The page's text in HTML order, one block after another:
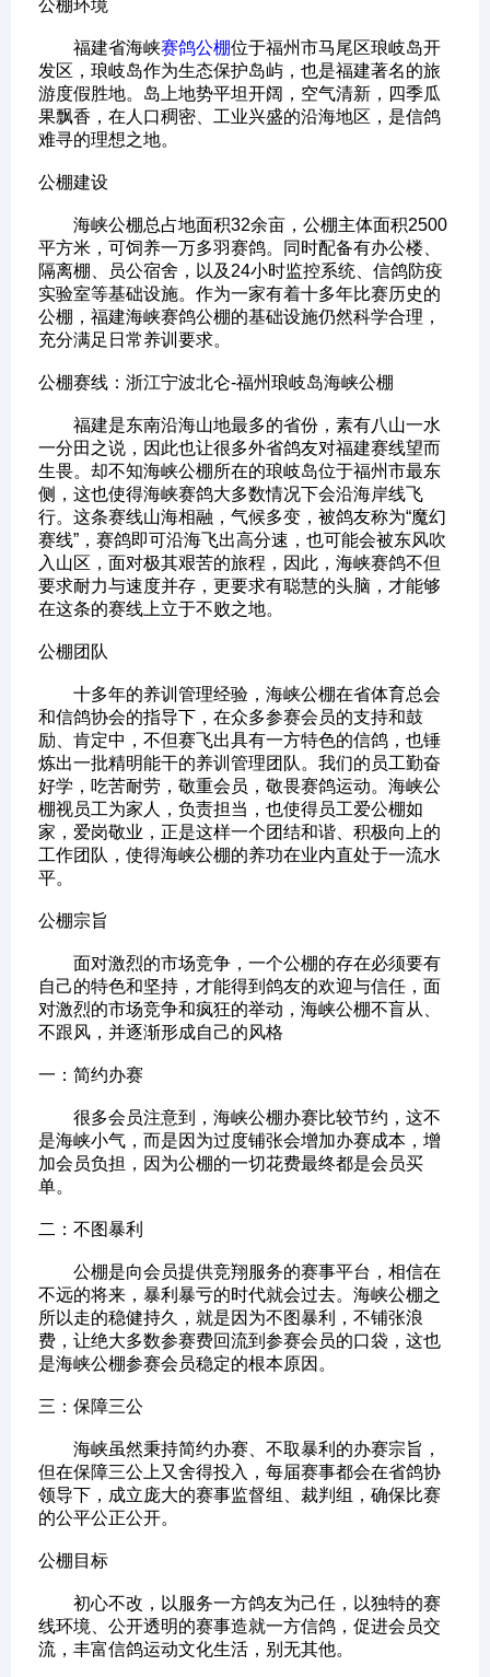
公棚环境
福建省海峡赛鸽公棚位于福州市马尾区琅岐岛开
发区，琅岐岛作为生态保护岛屿，也是福建著名的旅
游度假胜地。岛上地势平坦开阔，空气清新，四季瓜
果飘香，在人口稠密、工业兴盛的沿海地区，是信鸽
难寻的理想之地。
公棚建设
海峡公棚总占地面积32余亩，公棚主体面积2500
平方米，可饲养一万多羽赛鸽。同时配备有办公楼、
隔离棚、员公宿舍，以及24小时监控系统、信鸽防疫
实验室等基础设施。作为一家有着十多年比赛历史的
公棚，福建海峡赛鸽公棚的基础设施仍然科学合理，
充分满足日常养训要求。
公棚赛线：浙江宁波北仑-福州琅岐岛海峡公棚
福建是东南沿海山地最多的省份，素有八山一水
一分田之说，因此也让很多外省鸽友对福建赛线望而
生畏。却不知海峡公棚所在的琅岐岛位于福州市最东
侧，这也使得海峡赛鸽大多数情况下会沿海岸线飞
行。这条赛线山海相融，气候多变，被鸽友称为“魔幻
赛线”，赛鸽即可沿海飞出高分速，也可能会被东风吹
入山区，面对极其艰苦的旅程，因此，海峡赛鸽不但
要求耐力与速度并存，更要求有聪慧的头脑，才能够
在这条的赛线上立于不败之地。
公棚团队
十多年的养训管理经验，海峡公棚在省体育总会
和信鸽协会的指导下，在众多参赛会员的支持和鼓
励、肯定中，不但赛飞出具有一方特色的信鸽，也锤
炼出一批精明能干的养训管理团队。我们的员工勤奋
好学，吃苦耐劳，敬重会员，敬畏赛鸽运动。海峡公
棚视员工为家人，负责担当，也使得员工爱公棚如
家，爱岗敬业，正是这样一个团结和谐、积极向上的
工作团队，使得海峡公棚的养功在业内直处于一流水
平。
公棚宗旨
面对激烈的市场竞争，一个公棚的存在必须要有
自己的特色和坚持，才能得到鸽友的欢迎与信任，面
对激烈的市场竞争和疯狂的举动，海峡公棚不盲从、
不跟风，并逐渐形成自己的风格
一：简约办赛
很多会员注意到，海峡公棚办赛比较节约，这不
是海峡小气，而是因为过度铺张会增加办赛成本，增
加会员负担，因为公棚的一切花费最终都是会员买
单。
二：不图暴利
公棚是向会员提供竞翔服务的赛事平台，相信在
不远的将来，暴利暴亏的时代就会过去。海峡公棚之
所以走的稳健持久，就是因为不图暴利，不铺张浪
费，让绝大多数参赛费回流到参赛会员的口袋，这也
是海峡公棚参赛会员稳定的根本原因。
三：保障三公
海峡虽然秉持简约办赛、不取暴利的办赛宗旨，
但在保障三公上又舍得投入，每届赛事都会在省鸽协
领导下，成立庞大的赛事监督组、裁判组，确保比赛
的公平公正公开。
公棚目标
初心不改，以服务一方鸽友为己任，以独特的赛
线环境、公开透明的赛事造就一方信鸽，促进会员交
流，丰富信鸽运动文化生活，别无其他。